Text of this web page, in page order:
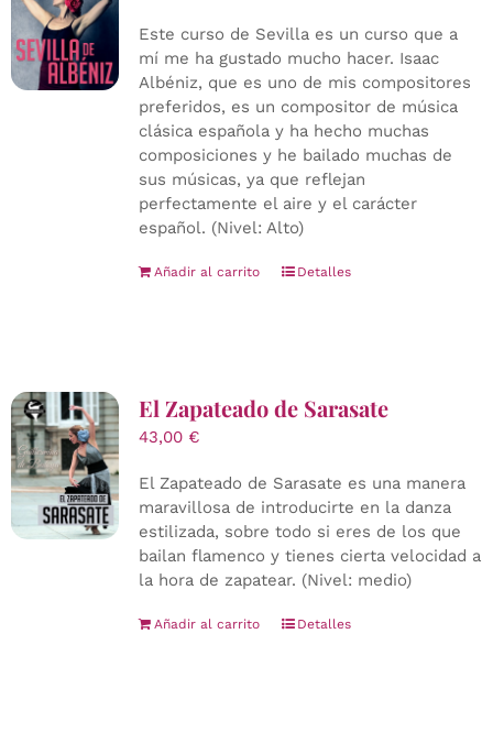
Este curso de Sevilla es un curso que a
mí me ha gustado mucho hacer. Isaac
Albéniz, que es uno de mis compositores
preferidos, es un compositor de música
clásica española y ha hecho muchas
composiciones y he bailado muchas de
sus músicas, ya que reflejan
perfectamente el aire y el carácter
español. (Nivel: Alto)
Añadir al carrito Detalles
El Zapateado de Sarasate
43,00 €
El Zapateado de Sarasate es una manera
maravillosa de introducirte en la danza
estilizada, sobre todo si eres de los que
bailan flamenco y tienes cierta velocidad a
la hora de zapatear. (Nivel: medio)
Añadir al carrito Detalles